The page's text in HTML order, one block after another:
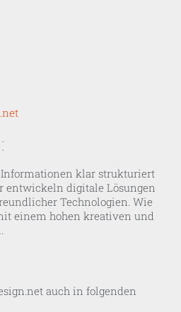
klar strukturiert
entwickeln digitale Lösungen
Technologien. Wie
einem hohen kreativen und
auch in folgenden